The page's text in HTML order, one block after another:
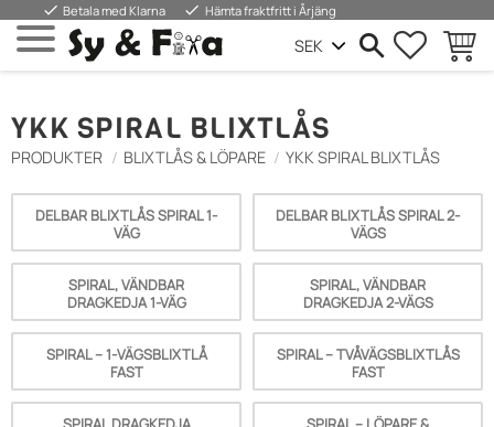
Menu
done Betala med Klarna done Hämta fraktfritt i Årjäng
YKK SPIRAL BLIXTLÅS
PRODUKTER BLIXTLÅS & LÖPARE YKK SPIRAL BLIXTLÅS
DELBAR BLIXTLÅS SPIRAL 1-
VÄG
DELBAR BLIXTLÅS SPIRAL 2-
VÄGS
SPIRAL, VÄNDBAR
DRAGKEDJA 1-VÄG
SPIRAL, VÄNDBAR
DRAGKEDJA 2-VÄGS
SPIRAL – 1‑VÄGSBLIXTLÅ
FAST
SPIRAL – TVÅVÄGSBLIXTLÅS
FAST